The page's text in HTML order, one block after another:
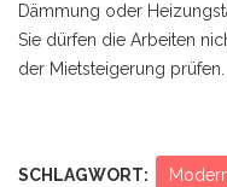
Dämmung oder
Sie dürfen die Arbeiten
der Mietsteigerung prüfen.
SCHLAGWORT: